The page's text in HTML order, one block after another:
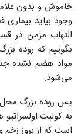
خاموش و بدون
وجود بیاید
التهاب مزمن در
بگوییم که روده
مواد هضم نشده
می‌شود.
پس روده بزرگ محل
به کولیت
است که از بروز